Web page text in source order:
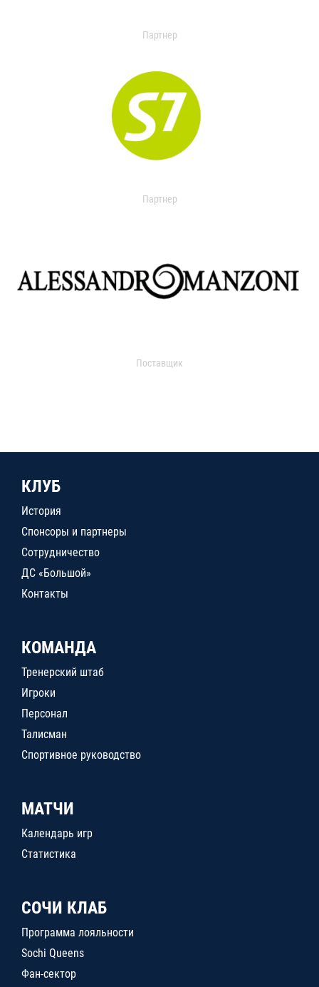
Партнер
Партнер
Поставщик
КЛУБ
История
Спонсоры и партнеры
Сотрудничество
ДС «Большой»
Контакты
КОМАНДА
Тренерский штаб
Игроки
Персонал
Талисман
Спортивное руководство
МАТЧИ
Календарь игр
Статистика
СОЧИ КЛАБ
Программа лояльности
Sochi Queens
Фан-сектор